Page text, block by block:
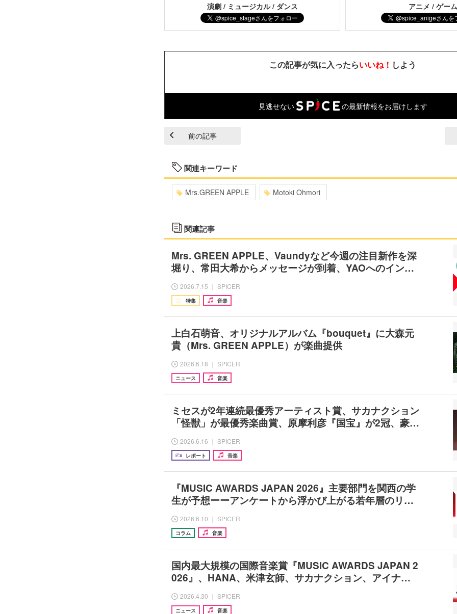
演劇 / ミュージカル / ダンス アニメ / ゲー
この記事が気に入ったらいいね！ しよう
見逃せない の最新情報をお届けします
前の記事
関連キーワード
Mrs.GREEN APPLE Motoki Ohmori
関連記事
Mrs. GREEN APPLE、Vaundyなど今週の注目新作を深
堀り、常田大希からメッセージが到着、YAOへのイン…
2026.7.15 ｜ SPICER
特集 音楽
上白石萌音、オリジナルアルバム『bouquet』に大森元
貴（Mrs. GREEN APPLE）が楽曲提供
2026.6.18 ｜ SPICER
ニュース 音楽
ミセスが2年連続最優秀アーティスト賞、サカナクション
「怪獣」が最優秀楽曲賞、原摩利彦『国宝』が2冠、豪…
2026.6.16 ｜ SPICER
レポート 音楽
『MUSIC AWARDS JAPAN 2026』主要部門を関西の学
生が予想ーーアンケートから浮かび上がる若年層のリ…
2026.6.10 ｜ SPICER
コラム 音楽
国内最大規模の国際音楽賞『MUSIC AWARDS JAPAN 2
026』、HANA、米津玄師、サカナクション、アイナ…
2026.4.30 ｜ SPICER
ニュース 音楽